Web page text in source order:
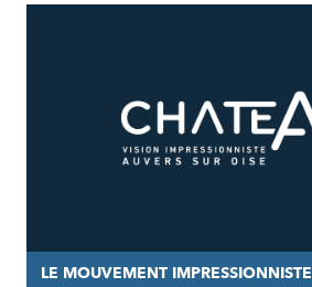
LE MOUVEMENT IMPRESSIONNISTE